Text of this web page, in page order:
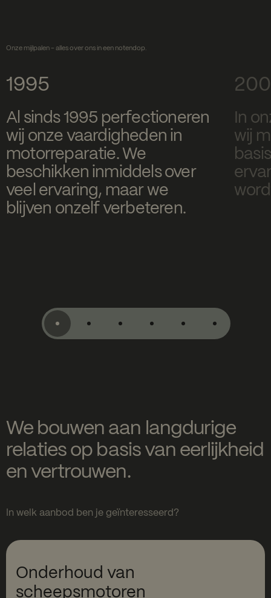
Onze mijlpalen - alles over ons in een notendop.
1995
Al sinds 1995 perfectioneren
wij onze vaardigheden in
motorreparatie. We
beschikken inmiddels over
veel ervaring, maar we
blijven onzelf verbeteren.
In
wij
We bouwen aan langdurige
relaties op basis van eerlijkheid
en vertrouwen.
In welk aanbod ben je geïnteresseerd?
Onderhoud van
scheepsmotoren